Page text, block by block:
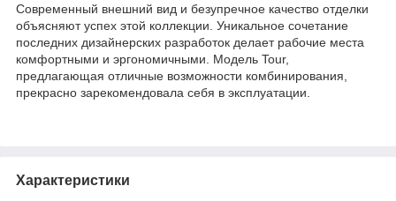
Современный внешний вид и безупречное качество отделки
объясняют успех этой коллекции. Уникальное сочетание
последних дизайнерских разработок делает рабочие места
комфортными и эргономичными. Модель Tour,
предлагающая отличные возможности комбинирования,
прекрасно зарекомендовала себя в эксплуатации.
Характеристики